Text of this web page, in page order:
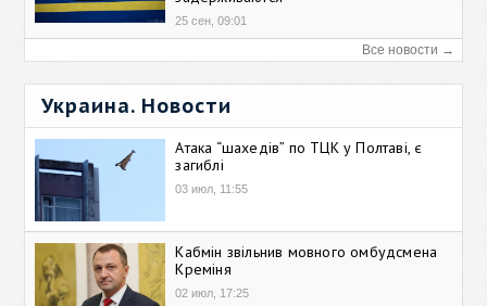
25 сен, 09:01
Все новости →
Украина. Новости
Атака “шахедів” по ТЦК у Полтаві, є
загиблі
03 июл, 11:55
Кабмін звільнив мовного омбудсмена
Креміня
02 июл, 17:25